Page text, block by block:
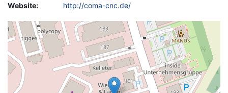
Website: http://coma-cnc.de/
Geolocation